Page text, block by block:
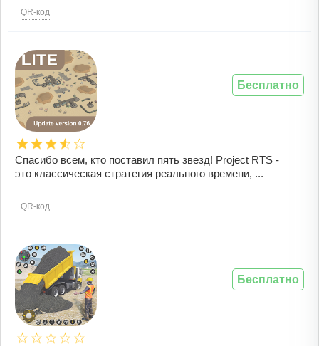
QR-код
Спасибо всем, кто поставил пять звезд! Project RTS -
это классическая стратегия реального времени, ...
QR-код
Бесплатно
Бесплатно